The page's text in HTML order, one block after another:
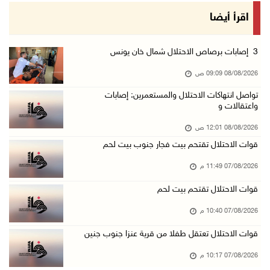
الاحتلال يعيق تنقل المواطنين ويقتحم بلدات شرق ...
إصابة مواطنين في اعتداء للمستعمرين في بيت دجن
07/آب/2026 08:48 م
07/آب/2026 08:24 م
مستعمرون يهاجمون قرية أبو نجيم ويصيبون مواطني ...
07/آب/2026 08:08 م
مستعمرون يهاجمون مساكن المواطنين في خربة الحم ...
الرئاسة ترحب بإطلاق السعودية التحالف البحري ا ...
07/آب/2026 06:17 م
اقرأ أيضا
3 إصابات برصاص الاحتلال شمال خان يونس
08/08/2026 09:09 ص
تواصل انتهاكات الاحتلال والمستعمرين: إصابات
واعتقالات و
08/08/2026 12:01 ص
قوات الاحتلال تقتحم بيت فجار جنوب بيت لحم
07/08/2026 11:49 م
قوات الاحتلال تقتحم بيت لحم
07/08/2026 10:40 م
قوات الاحتلال تعتقل طفلا من قرية عنزا جنوب جنين
07/08/2026 10:17 م